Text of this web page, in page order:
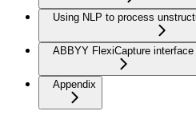
Using NLP to process
ABBYY FlexiCapture interface
Appendix